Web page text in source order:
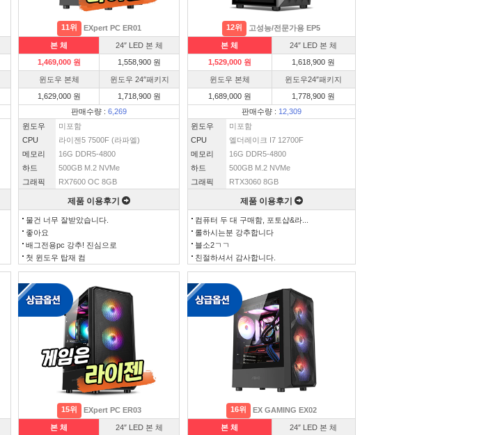
11위 EXpert PC ER01
본 체
24″ LED 본 체
1,469,000 원
1,558,900 원
윈도우 본체
윈도우 24″패키지
1,629,000 원
1,718,900 원
판매수량 : 6,269
윈도우
미포함
CPU
라이젠5 7500F (라파엘)
메모리
16G DDR5-4800
하드
500GB M.2 NVMe
그래픽
RX7600 OC 8GB
제품 이용후기
물건 너무 잘받았습니다.
좋아요
배그전용pc 강추! 진심으로
첫 윈도우 탑재 컴
12위 고성능/전문가용 EP5
본 체
24″ LED 본 체
1,529,000 원
1,618,900 원
윈도우 본체
윈도우24″패키지
1,689,000 원
1,778,900 원
판매수량 : 12,309
윈도우
미포함
CPU
엘더레이크 I7 12700F
메모리
16G DDR5-4800
하드
500GB M.2 NVMe
그래픽
RTX3060 8GB
제품 이용후기
컴퓨터 두 대 구매함, 포토샵&라...
롤하시는분 강추합니다
블소2ㄱㄱ
친절하셔서 감사합니다.
15위 EXpert PC ER03
본 체
24″ LED 본 체
16위 EX GAMING EX02
본 체
24″ LED 본 체